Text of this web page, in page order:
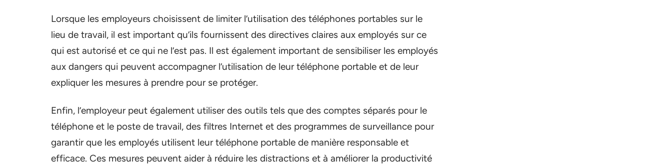
Lorsque les employeurs choisissent de limiter l’utilisation des téléphones portables sur le
lieu de travail, il est important qu’ils fournissent des directives claires aux employés sur ce
qui est autorisé et ce qui ne l’est pas. Il est également important de sensibiliser les employés
aux dangers qui peuvent accompagner l’utilisation de leur téléphone portable et de leur
expliquer les mesures à prendre pour se protéger.
Enfin, l’employeur peut également utiliser des outils tels que des comptes séparés pour le
téléphone et le poste de travail, des filtres Internet et des programmes de surveillance pour
garantir que les employés utilisent leur téléphone portable de manière responsable et
efficace. Ces mesures peuvent aider à réduire les distractions et à améliorer la productivité